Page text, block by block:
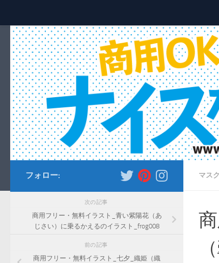
マスク
フォロー:
次の記事
商用フリー・無料イラスト_青い紫陽花（あ
じさい）に乗るかえるのイラスト_frog008
前の記事
商用フリー・無料イラスト_七夕_織姫（織